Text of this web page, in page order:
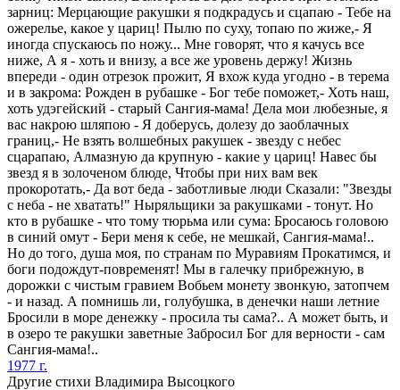
зарниц: Мерцающие ракушки я подкрадусь и сцапаю - Тебе на
ожерелье, какое у цариц! Пылю по суху, топаю по жиже,- Я
иногда спускаюсь по ножу... Мне говорят, что я качусь все
ниже, А я - хоть и внизу, а все же уровень держу! Жизнь
впереди - один отрезок прожит, Я вхож куда угодно - в терема
и в закрома: Рожден в рубашке - Бог тебе поможет,- Хоть наш,
хоть удэгейский - старый Сангия-мама! Дела мои любезные, я
вас накрою шляпою - Я доберусь, долезу до заоблачных
границ,- Не взять волшебных ракушек - звезду с небес
сцарапаю, Алмазную да крупную - какие у цариц! Навес бы
звезд я в золоченом блюде, Чтобы при них вам век
прокоротать,- Да вот беда - заботливые люди Сказали: "Звезды
с неба - не хватать!" Ныряльщики за ракушками - тонут. Но
кто в рубашке - что тому тюрьма или сума: Бросаюсь головою
в синий омут - Бери меня к себе, не мешкай, Сангия-мама!..
Но до того, душа моя, по странам по Муравиям Прокатимся, и
боги подождут-повременят! Мы в галечку прибрежную, в
дорожки с чистым гравием Вобьем монету звонкую, затопчем
- и назад. А помнишь ли, голубушка, в денечки наши летние
Бросили в море денежку - просила ты сама?.. А может быть, и
в озеро те ракушки заветные Забросил Бог для верности - сам
Сангия-мама!..
1977 г.
Другие стихи Владимира Высоцкого